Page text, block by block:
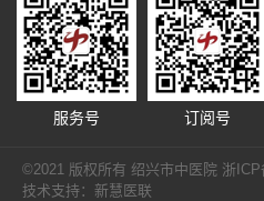
服务号 订阅号
©2021 版权所有 绍兴市中医院 浙ICP
技术支持：新慧医联